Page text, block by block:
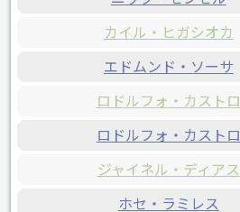
カイル・ヒガシオカ
エドムンド・ソーサ
ロドルフォ・カストロ
ロドルフォ・カストロ
ジャイネル・ディアス
ホセ・ラミレス